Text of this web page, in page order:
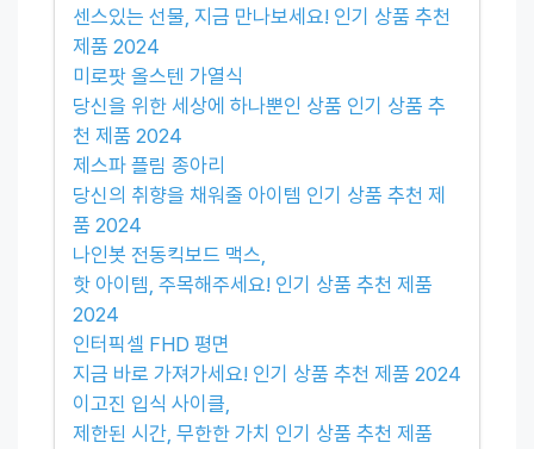
센스있는 선물, 지금 만나보세요! 인기 상품 추천
제품 2024
미로팟 올스텐 가열식
당신을 위한 세상에 하나뿐인 상품 인기 상품 추
천 제품 2024
제스파 플림 종아리
당신의 취향을 채워줄 아이템 인기 상품 추천 제
품 2024
나인봇 전동킥보드 맥스,
핫 아이템, 주목해주세요! 인기 상품 추천 제품
2024
인터픽셀 FHD 평면
지금 바로 가져가세요! 인기 상품 추천 제품 2024
이고진 입식 사이클,
제한된 시간, 무한한 가치 인기 상품 추천 제품